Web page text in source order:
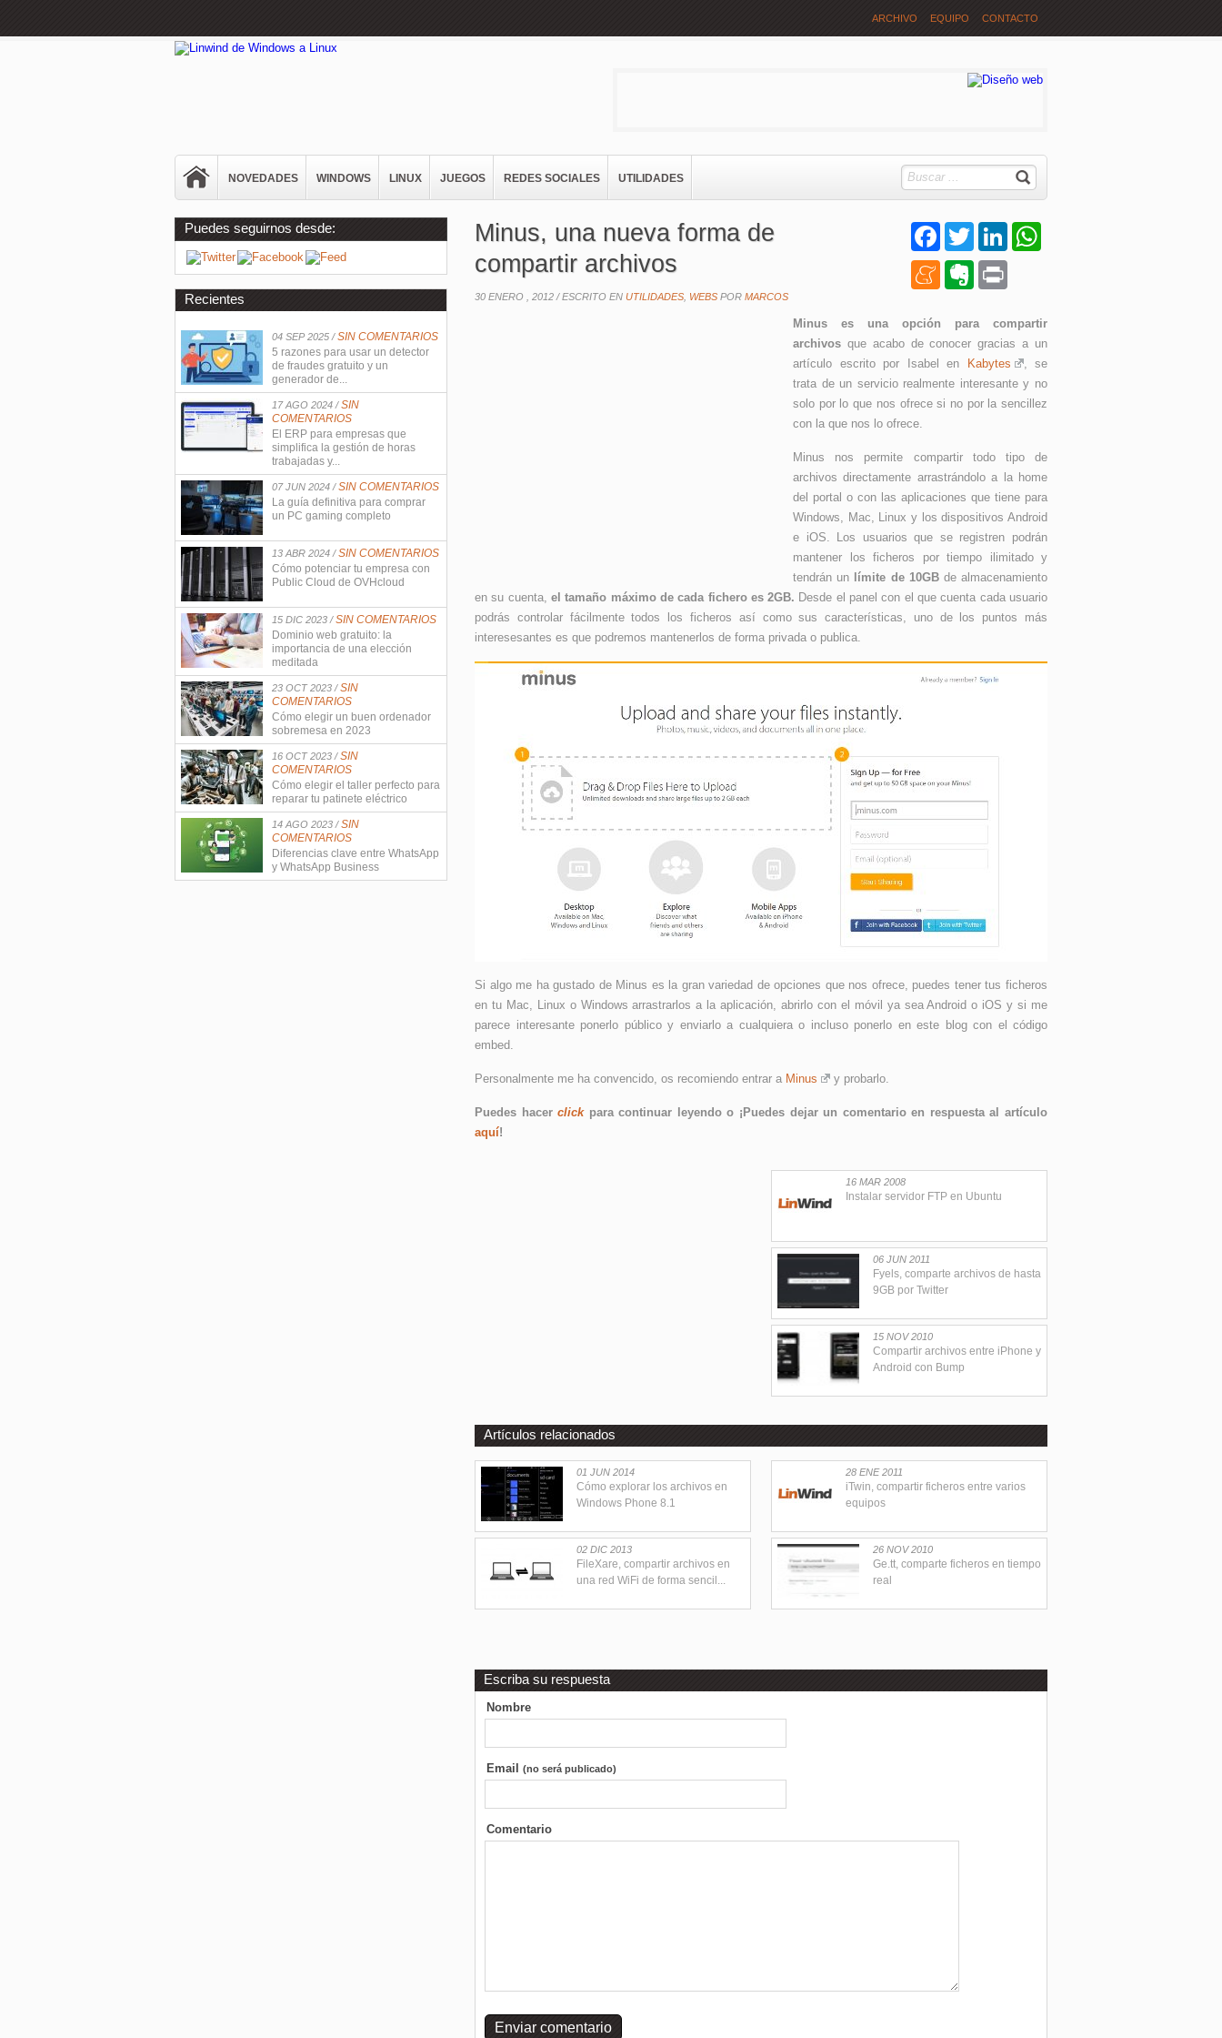
ARCHIVO EQUIPO CONTACTO
NOVEDADES WINDOWS LINUX JUEGOS REDES SOCIALES UTILIDADES
FacebookTwitter LinkedIn
MeneameEvernote
Minus, una nueva forma de
compartir archivos
30 ENERO , 2012 /ESCRITO EN UTILIDADES WEBS POR MARCOS
Minus es una opción para compartir
archivos que acabo de conocer gracias a un
artículo escrito por Isabel en
Kabytes
, se
trata de un servicio realmente interesante y no
solo por lo que nos ofrece si no por la sencillez
con la que nos lo ofrece.
Minus nos permite compartir todo tipo de
archivos directamente arrastrándolo a la home
del portal o con las aplicaciones que tiene para
Windows, Mac, Linux y los dispositivos Android
e iOS. Los usuarios que se registren podrán
mantener los ficheros por tiempo ilimitado y
tendrán un
límite de 10GBde almacenamiento
en su cuenta, el tamaño máximo de cada fichero es 2GB. Desde el panel con el que cuenta cada usuario
podrás controlar fácilmente todos los ficheros así como sus características, uno de los puntos más
interesesantes es que podremos mantenerlos de forma privada o publica.
Si algo me ha gustado de Minus es la gran variedad de opciones que nos ofrece, puedes tener tus ficheros
en tu Mac, Linux o Windows arrastrarlos a la aplicación, abrirlo con el móvil ya sea Android o iOS y si me
parece interesante ponerlo público y enviarlo a cualquiera o incluso ponerlo en este blog con el código
embed.
Personalmente me ha convencido, os recomiendo entrar a Minus y probarlo.
Puedes hacerclickpara continuar leyendo o ¡Puedes dejar un comentario en respuesta al artículo
aquí!
16 MAR 2008
Instalar servidor FTP en Ubuntu
06 JUN 2011
Fyels, comparte archivos de hasta
9GB por Twitter
15 NOV 2010
Compartir archivos entre iPhone y
Android con Bump
Artículos relacionados
28 ENE 2011
iTwin, compartir ficheros entre varios
equipos
01 JUN 2014
Cómo explorar los archivos en
Windows Phone 8.1
26 NOV 2010
Ge.tt, comparte ficheros en tiempo
real
02 DIC 2013
FileXare, compartir archivos en
una red WiFi de forma sencil...
Escriba su respuesta
Nombre
Email (no será publicado)
Comentario
Puedes seguirnos desde:
Recientes
04 SEP 2025 /SIN COMENTARIOS
5 razones para usar un detector
de fraudes gratuito y un
generador de...
17 AGO 2024 /SIN
COMENTARIOS
El ERP para empresas que
simplifica la gestión de horas
trabajadas y...
07 JUN 2024 /SIN COMENTARIOS
La guía definitiva para comprar
un PC gaming completo
13 ABR 2024 /SIN COMENTARIOS
Cómo potenciar tu empresa con
Public Cloud de OVHcloud
15 DIC 2023 /SIN COMENTARIOS
Dominio web gratuito: la
importancia de una elección
meditada
23 OCT 2023 /SIN
COMENTARIOS
Cómo elegir un buen ordenador
sobremesa en 2023
16 OCT 2023 /SIN
COMENTARIOS
Cómo elegir el taller perfecto para
reparar tu patinete eléctrico
14 AGO 2023 /SIN
COMENTARIOS
Diferencias clave entre WhatsApp
y WhatsApp Business